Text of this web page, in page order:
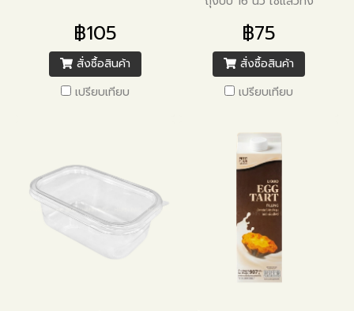
฿105
สั่งซื้อสินค้า
เปรียบเทียบ
฿75
สั่งซื้อสินค้า
เปรียบเทียบ